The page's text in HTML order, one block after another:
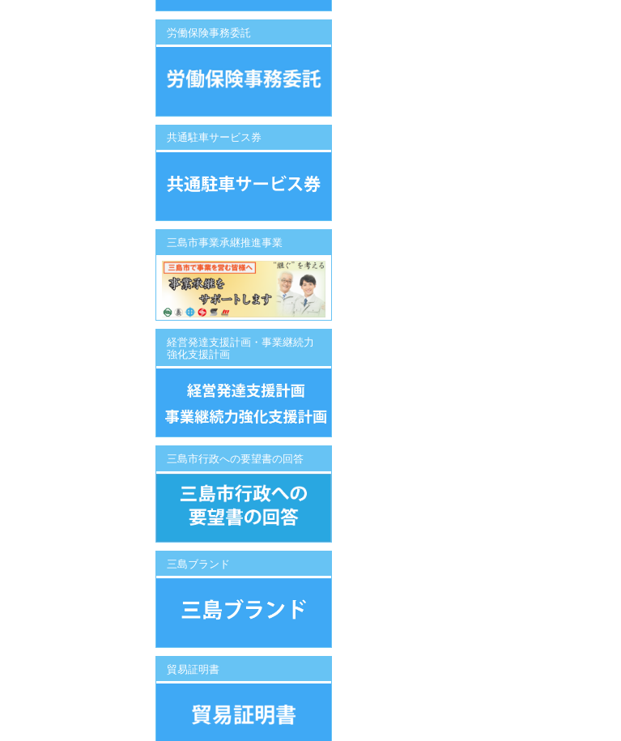
労働保険事務委託
共通駐車サービス券
三島市事業承継推進事業
経営発達支援計画・事業継続力
強化支援計画
三島市行政への要望書の回答
三島ブランド
貿易証明書